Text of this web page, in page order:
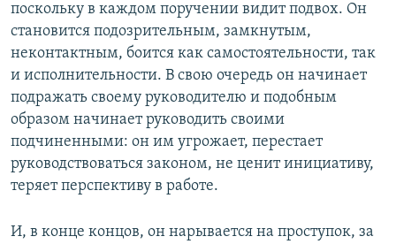
поскольку в каждом поручении видит подвох. Он
становится подозрительным, замкнутым,
неконтактным, боится как самостоятельности, так
и исполнительности. В свою очередь он начинает
подражать своему руководителю и подобным
образом начинает руководить своими
подчиненными: он им угрожает, перестает
руководствоваться законом, не ценит инициативу,
теряет перспективу в работе.
И, в конце концов, он нарывается на проступок, за